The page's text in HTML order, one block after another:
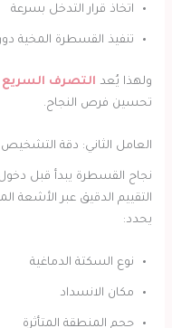
اتخاذ قرار التدخل بسرعة
تنفيذ القسطرة المخية
ولهذا يُعد التصرف السريع
تحسين فرص النجاح.
العامل الثاني: دقة
نجاح القسطرة يبدأ قبل
التقييم الدقيق عبر الأشعة
يحدد:
نوع السكتة الدماغية
مكان الانسداد
حجم المنطقة المتأثرة